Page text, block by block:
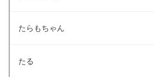
たらもちゃん
たる